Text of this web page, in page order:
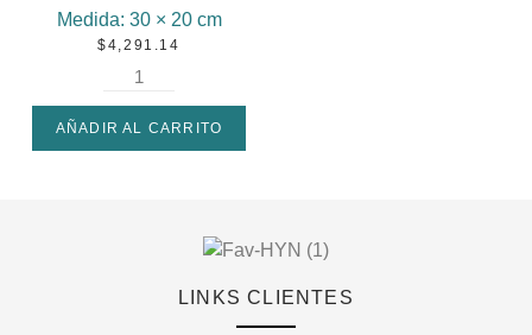
Medida: 30 × 20 cm
$4,291.14
AÑADIR AL CARRITO
LINKS CLIENTES